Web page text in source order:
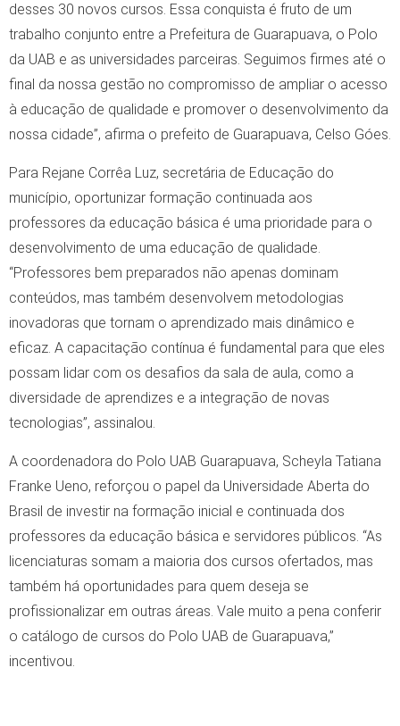
desses 30 novos cursos. Essa conquista é fruto de um
trabalho conjunto entre a Prefeitura de Guarapuava, o Polo
da UAB e as universidades parceiras. Seguimos firmes até o
final da nossa gestão no compromisso de ampliar o acesso
à educação de qualidade e promover o desenvolvimento da
nossa cidade”, afirma o prefeito de Guarapuava, Celso Góes.
Para Rejane Corrêa Luz, secretária de Educação do
município, oportunizar formação continuada aos
professores da educação básica é uma prioridade para o
desenvolvimento de uma educação de qualidade.
“Professores bem preparados não apenas dominam
conteúdos, mas também desenvolvem metodologias
inovadoras que tornam o aprendizado mais dinâmico e
eficaz. A capacitação contínua é fundamental para que eles
possam lidar com os desafios da sala de aula, como a
diversidade de aprendizes e a integração de novas
tecnologias”, assinalou.
A coordenadora do Polo UAB Guarapuava, Scheyla Tatiana
Franke Ueno, reforçou o papel da Universidade Aberta do
Brasil de investir na formação inicial e continuada dos
professores da educação básica e servidores públicos. “As
licenciaturas somam a maioria dos cursos ofertados, mas
também há oportunidades para quem deseja se
profissionalizar em outras áreas. Vale muito a pena conferir
o catálogo de cursos do Polo UAB de Guarapuava,”
incentivou.